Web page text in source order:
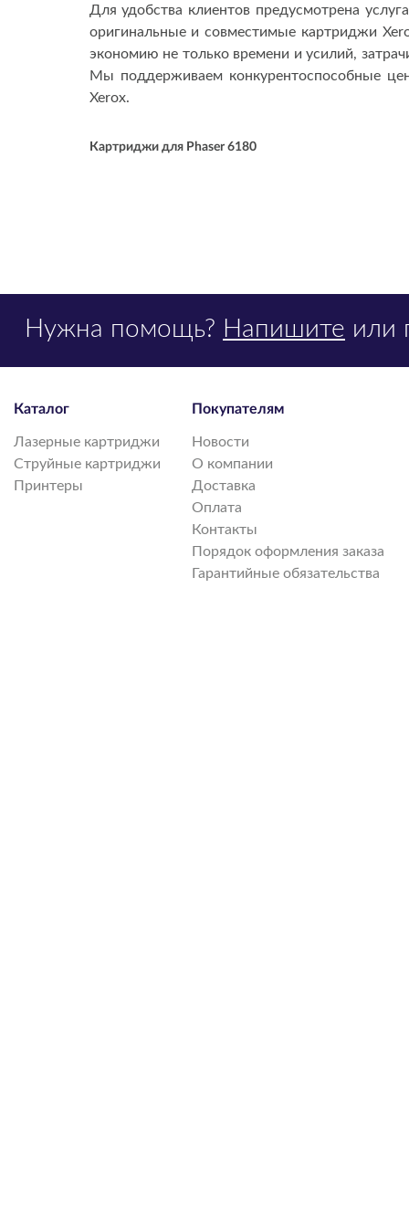
Для удобства клиентов предусмотрена
оригинальные и совместимые картриджи
экономию не только времени и усилий,
Мы поддерживаем конкурентоспособные
Xerox.
Картриджи для Phaser 6180
Нужна помощь? Напишите или
Каталог
Лазерные картриджи
Струйные картриджи
Принтеры
Покупателям
Новости
О компании
Доставка
Оплата
Контакты
Порядок оформления заказа
Гарантийные обязательства